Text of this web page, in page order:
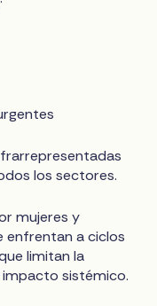
los sectores.
mujeres y
enfrentan a ciclos
limitan la
impacto sistémico.